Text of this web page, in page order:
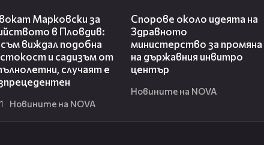
Марковски за
в Пловдив:
виждал подобна
и садизъм от
случаят е
1 Новините на NOVA
Спорове около идеята на
Здравното
министерство за промяна
на държавния инвитро
център
Новините на NOVA